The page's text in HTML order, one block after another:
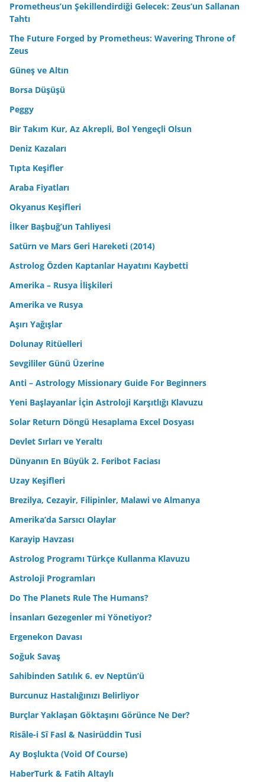
Prometheus’un Şekillendirdiği Gelecek: Zeus’un Sallanan
Tahtı
The Future Forged by Prometheus: Wavering Throne of
Zeus
Güneş ve Altın
Borsa Düşüşü
Peggy
Bir Takım Kur, Az Akrepli, Bol Yengeçli Olsun
Deniz Kazaları
Tıpta Keşifler
Araba Fiyatları
Okyanus Keşifleri
İlker Başbuğ’un Tahliyesi
Satürn ve Mars Geri Hareketi (2014)
Astrolog Özden Kaptanlar Hayatını Kaybetti
Amerika – Rusya İlişkileri
Amerika ve Rusya
Aşırı Yağışlar
Dolunay Ritüelleri
Sevgililer Günü Üzerine
Anti – Astrology Missionary Guide For Beginners
Yeni Başlayanlar İçin Astroloji Karşıtlığı Klavuzu
Solar Return Döngü Hesaplama Excel Dosyası
Devlet Sırları ve Yeraltı
Dünyanın En Büyük 2. Feribot Faciası
Uzay Keşifleri
Brezilya, Cezayir, Filipinler, Malawi ve Almanya
Amerika’da Sarsıcı Olaylar
Karayip Havzası
Astrolog Programı Türkçe Kullanma Klavuzu
Astroloji Programları
Do The Planets Rule The Humans?
İnsanları Gezegenler mi Yönetiyor?
Ergenekon Davası
Soğuk Savaş
Sahibinden Satılık 6. ev Neptün’ü
Burcunuz Hastalığınızı Belirliyor
Burçlar Yaklaşan Göktaşını Görünce Ne Der?
Risâle-i Sî Fasl & Nasirüddin Tusi
Ay Boşlukta (Void Of Course)
HaberTurk & Fatih Altaylı